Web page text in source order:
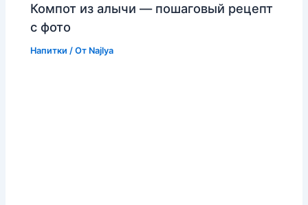
Компот из алычи — пошаговый рецепт
с фото
Напитки / От Najlya